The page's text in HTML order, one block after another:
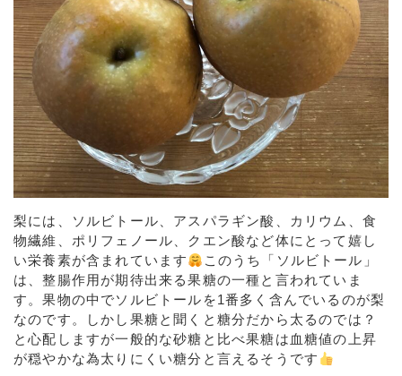
梨には、ソルビトール、アスパラギン酸、カリウム、食
物繊維、ポリフェノール、クエン酸など体にとって嬉し
い栄養素が含まれています
このうち「ソルビトール」
は、整腸作用が期待出来る果糖の一種と言われていま
す。果物の中でソルビトールを1番多く含んでいるのが梨
なのです。しかし果糖と聞くと糖分だから太るのでは？
と心配しますが一般的な砂糖と比べ果糖は血糖値の上昇
が穏やかな為太りにくい糖分と言えるそうです